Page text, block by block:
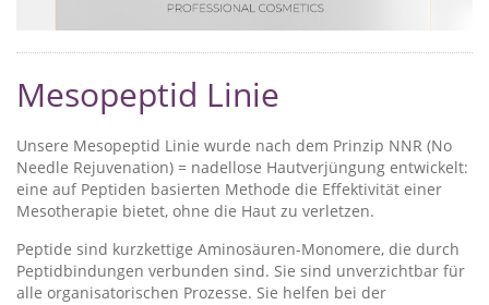
Mesopeptid Linie
Unsere Mesopeptid Linie wurde nach dem Prinzip NNR (No
Needle Rejuvenation) = nadellose Hautverjüngung entwickelt:
eine auf Peptiden basierten Methode die Effektivität einer
Mesotherapie bietet, ohne die Haut zu verletzen.
Peptide sind kurzkettige Aminosäuren-Monomere, die durch
Peptidbindungen verbunden sind. Sie sind unverzichtbar für
alle organisatorischen Prozesse. Sie helfen bei der